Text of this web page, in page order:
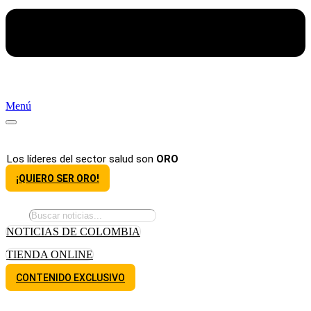
Menú
Los líderes del sector salud son ORO
¡QUIERO SER ORO!
NOTICIAS DE COLOMBIA
TIENDA ONLINE
CONTENIDO EXCLUSIVO